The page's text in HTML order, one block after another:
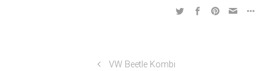
VW Beetle Kombi